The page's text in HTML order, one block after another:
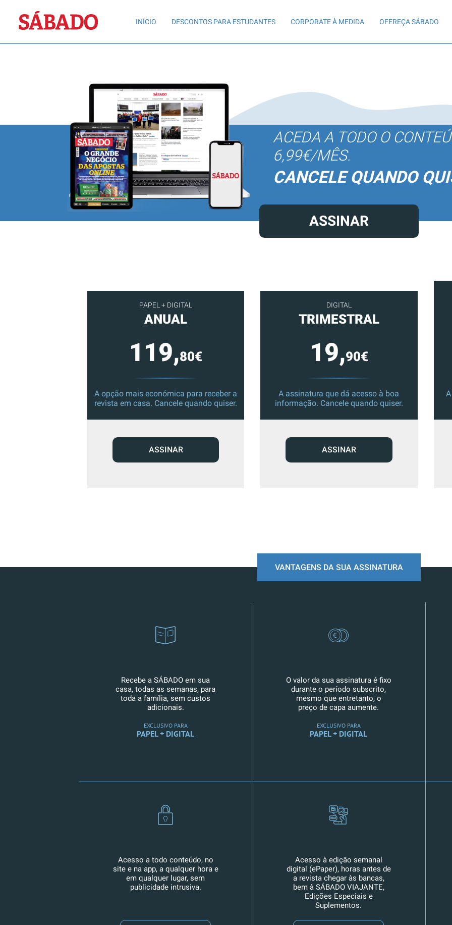
Sábado
INÍCIO DESCONTOS PARA ESTUDANTES CORPORATE À MEDIDA OFEREÇA SÁBADO
ACEDA A TODO O
6,99€/MÊS.
CANCELE QUANDO
ASSINAR
PAPEL + DIGITAL
ANUAL
119,80€
A opção mais económica para receber a
revista em casa. Cancele quando quiser.
ASSINAR
DIGITAL
TRIMESTRAL
19,90€
A assinatura que dá acesso à boa
informação. Cancele quando quiser.
ASSINAR
VANTAGENS DA SUA ASSINATURA
Recebe a SÁBADO em sua
casa, todas as semanas, para
toda a família, sem custos
adicionais.
EXCLUSIVO PARA
PAPEL + DIGITAL
O valor da sua assinatura é fixo
durante o período subscrito,
mesmo que entretanto, o
preço de capa aumente.
EXCLUSIVO PARA
PAPEL + DIGITAL
Acesso a todo conteúdo, no
site e na app, a qualquer hora e
em qualquer lugar, sem
publicidade intrusiva.
Acesso à edição semanal
digital (ePaper), horas antes de
a revista chegar às bancas,
bem à SÁBADO VIAJANTE,
Edições Especiais e
Suplementos.